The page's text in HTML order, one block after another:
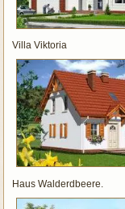
Villa Viktoria
Haus Walderdbeere.